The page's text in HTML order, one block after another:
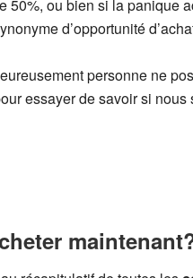
50%, ou bien si la panique
d’opportunité
personne ne
essayer de savoir si